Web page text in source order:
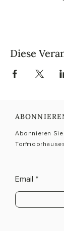
Diese
Abonnieren
Email